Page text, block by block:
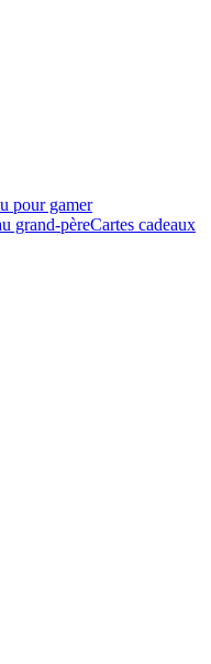
pour gamer
grand-pèreCartes cadeaux